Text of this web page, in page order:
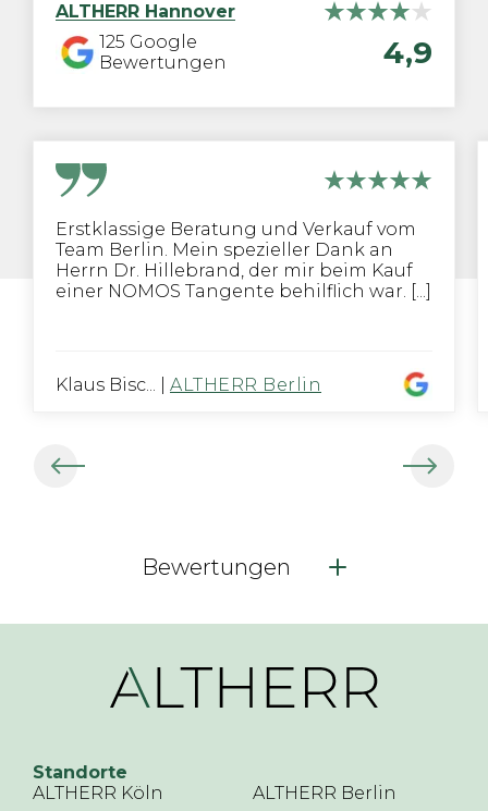
ALTHERR Hannover
125 Google
Bewertungen
4,9
Erstklassige Beratung und Verkauf vom
Team Berlin. Mein spezieller Dank an
Herrn Dr. Hillebrand, der mir beim Kauf
einer NOMOS Tangente behilflich war. [...]
Klaus Bisc... ALTHERR Berlin
Bewertungen
Standorte
ALTHERR Köln
ALTHERR Berlin